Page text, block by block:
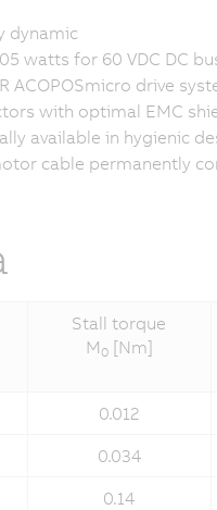
dynamic
watts for 60 VDC DC
ACOPOSmicro drive
with optimal EMC
available in hygienic
cable permanently
Stall torque
M 0[Nm]
0.012
0.034
0.14